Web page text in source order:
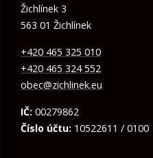
Žichlínek 3
563 01 Žichlínek
+420 465 325 010
+420 465 324 552
obec@zichlinek.eu
IČ: 00279862
Číslo účtu: 10522611 / 0100